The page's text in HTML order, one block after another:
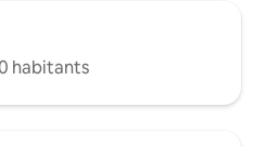
habitants